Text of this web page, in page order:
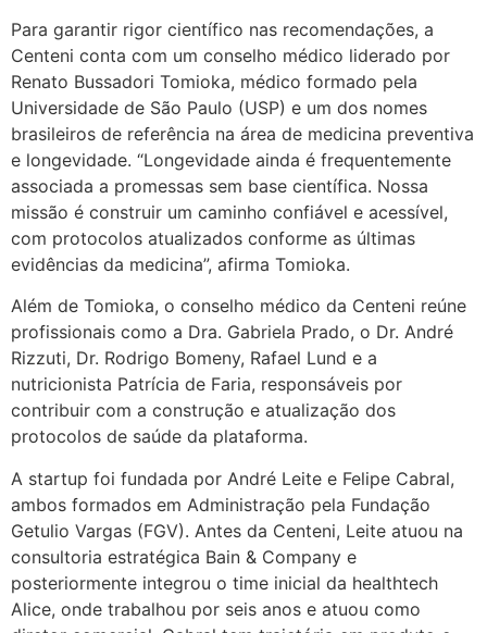
Para garantir rigor científico nas recomendações, a
Centeni conta com um conselho médico liderado por
Renato Bussadori Tomioka, médico formado pela
Universidade de São Paulo (USP) e um dos nomes
brasileiros de referência na área de medicina preventiva
e longevidade. “Longevidade ainda é frequentemente
associada a promessas sem base científica. Nossa
missão é construir um caminho confiável e acessível,
com protocolos atualizados conforme as últimas
evidências da medicina”, afirma Tomioka.
Além de Tomioka, o conselho médico da Centeni reúne
profissionais como a Dra. Gabriela Prado, o Dr. André
Rizzuti, Dr. Rodrigo Bomeny, Rafael Lund e a
nutricionista Patrícia de Faria, responsáveis por
contribuir com a construção e atualização dos
protocolos de saúde da plataforma.
A startup foi fundada por André Leite e Felipe Cabral,
ambos formados em Administração pela Fundação
Getulio Vargas (FGV). Antes da Centeni, Leite atuou na
consultoria estratégica Bain & Company e
posteriormente integrou o time inicial da healthtech
Alice, onde trabalhou por seis anos e atuou como